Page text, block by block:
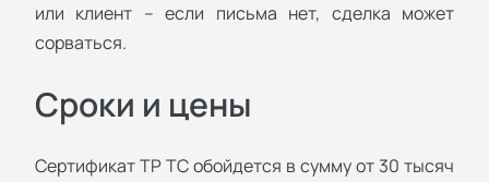
или клиент – если письма нет, сделка может
сорваться.
Сроки и цены
Сертификат ТР ТС обойдется в сумму от 30 тысяч